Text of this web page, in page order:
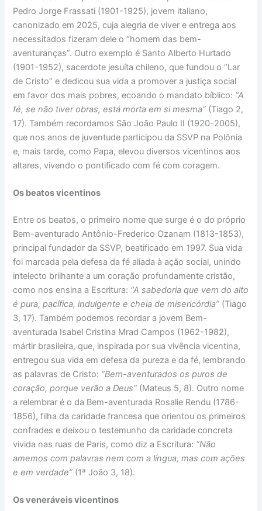
Pedro Jorge Frassati (1901-1925), jovem italiano,
canonizado em 2025, cuja alegria de viver e entrega aos
necessitados fizeram dele o “homem das bem-
aventuranças”. Outro exemplo é Santo Alberto Hurtado
(1901-1952), sacerdote jesuíta chileno, que fundou o “Lar
de Cristo” e dedicou sua vida a promover a justiça social
em favor dos mais pobres, ecoando o mandato bíblico: “A
fé, se não tiver obras, está morta em si mesma” (Tiago 2,
17). Também recordamos São João Paulo II (1920-2005),
que nos anos de juventude participou da SSVP na Polônia
e, mais tarde, como Papa, elevou diversos vicentinos aos
altares, vivendo o pontificado com fé com coragem.
Os beatos vicentinos
Entre os beatos, o primeiro nome que surge é o do próprio
Bem-aventurado Antônio-Frederico Ozanam (1813-1853),
principal fundador da SSVP, beatificado em 1997. Sua vida
foi marcada pela defesa da fé aliada à ação social, unindo
intelecto brilhante a um coração profundamente cristão,
como nos ensina a Escritura: “A sabedoria que vem do alto
é pura, pacífica, indulgente e cheia de misericórdia” (Tiago
3, 17). Também podemos recordar a jovem Bem-
aventurada Isabel Cristina Mrad Campos (1962-1982),
mártir brasileira, que, inspirada por sua vivência vicentina,
entregou sua vida em defesa da pureza e da fé, lembrando
as palavras de Cristo: “Bem-aventurados os puros de
coração, porque verão a Deus” (Mateus 5, 8). Outro nome
a relembrar é o da Bem-aventurada Rosalie Rendu (1786-
1856), filha da caridade francesa que orientou os primeiros
confrades e deixou o testemunho da caridade concreta
vivida nas ruas de Paris, como diz a Escritura: “Não
amemos com palavras nem com a língua, mas com ações
e em verdade” (1ª João 3, 18).
Os veneráveis vicentinos